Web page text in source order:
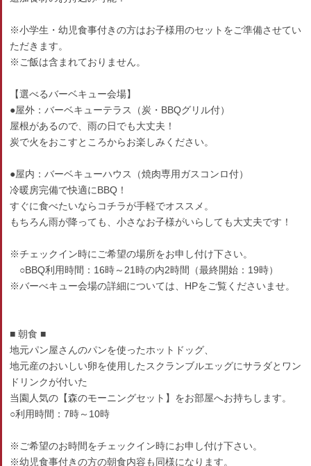
※小学生・幼児食事付きの方はお子様用のセットをご準備させてい
ただきます。
※ご飯は含まれておりません。
【選べるバーベキュー会場】
●屋外：バーベキューテラス（炭・BBQグリル付）
屋根があるので、雨の日でも大丈夫！
炭で火をおこすところからお楽しみください。
●屋内：バーベキューハウス（焼肉専用ガスコンロ付）
冷暖房完備で快適にBBQ！
すぐに食べたいならコチラが手軽でオススメ。
もちろん雨が降っても、小さなお子様がいらしても大丈夫です！
※チェックイン時にご希望の場所をお申し付け下さい。
○BBQ利用時間：16時～21時の内2時間（最終開始：19時）
※バーべキュー会場の詳細については、HPをご覧くださいませ。
■ 朝食 ■
地元パン屋さんのパンを使ったホットドッグ、
地元産のおいしい卵を使用したスクランブルエッグにサラダとワン
ドリンクが付いた
当園人気の【森のモーニングセット】をお部屋へお持ちします。
○利用時間：7時～10時
※ご希望のお時間をチェックイン時にお申し付け下さい。
※幼児食事付きの方の朝食内容も同様になります。